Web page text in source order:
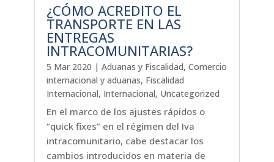
¿CÓMO ACREDITO EL
TRANSPORTE EN LAS
ENTREGAS
INTRACOMUNITARIAS?
5 Mar 2020 | Aduanas y Fiscalidad, Comercio
internacional y aduanas, Fiscalidad
Internacional, Internacional, Uncategorized
En el marco de los ajustes rápidos o
“quick fixes” en el régimen del Iva
intracomunitario, cabe destacar los
cambios introducidos en materia de